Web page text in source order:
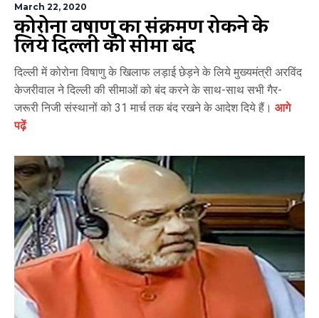
March 22, 2020
कोरोना विषाणु का संक्रमण रोकने के
लिये दिल्ली की सीमा बंद
दिल्ली में कोरोना विषाणु के खिलाफ लड़ाई छेड़ने के लिये मुख्यमंत्री अरविंद
केजरीवाल ने दिल्ली की सीमाओं को बंद करने के साथ-साथ सभी गैर-
जरूरी निजी संस्थानों को 31 मार्च तक बंद रखने के आदेश दिये हैं। आगे
पढ़ें